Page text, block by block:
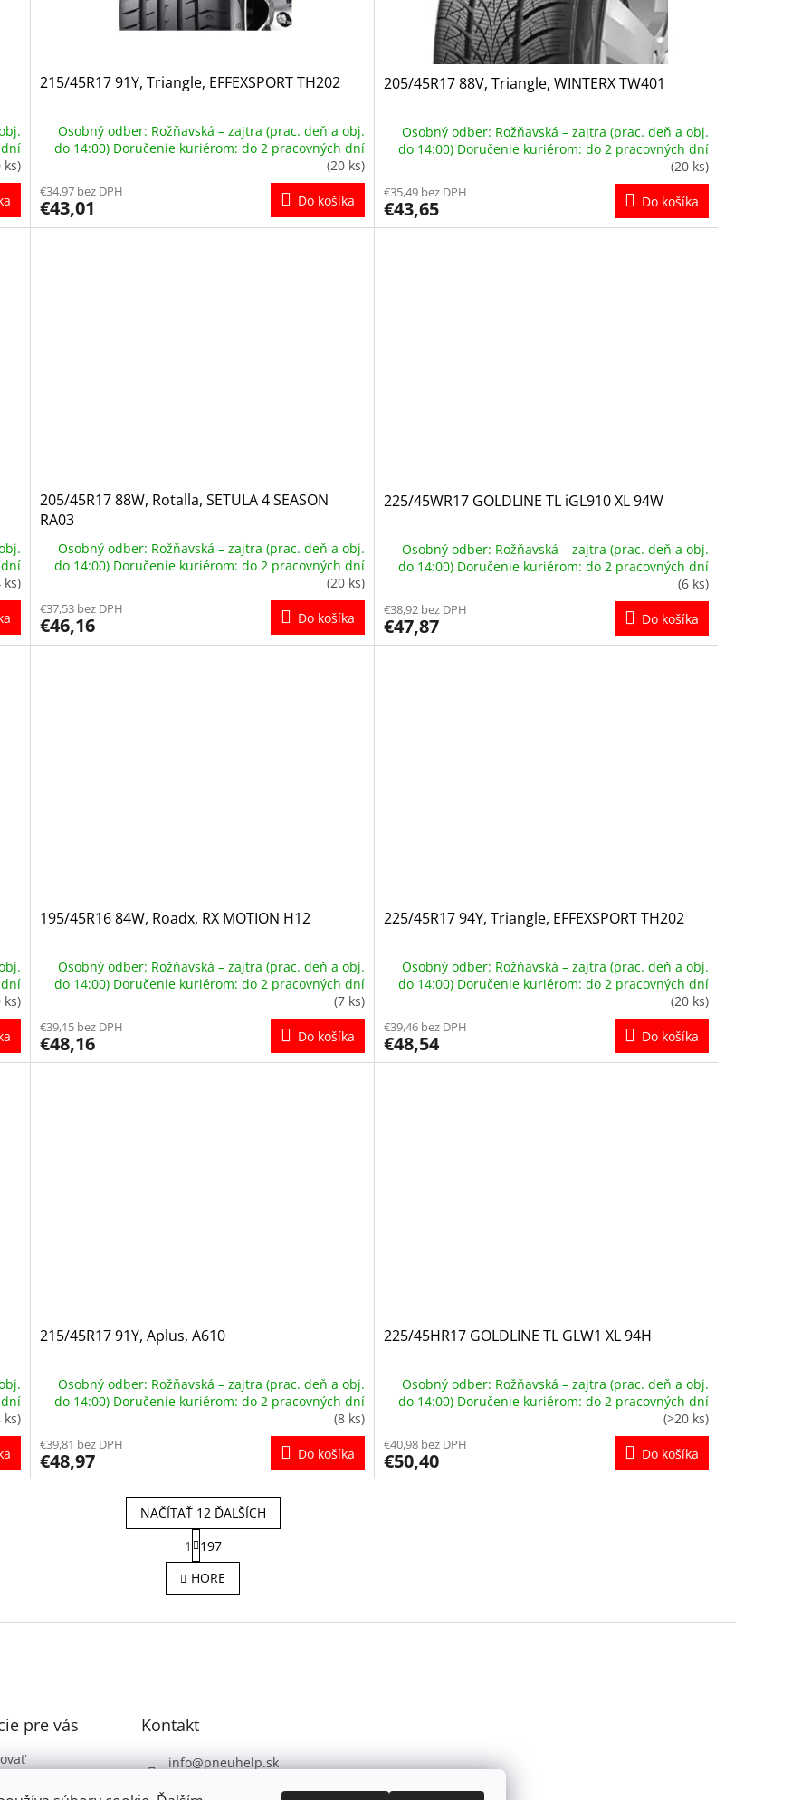
ks)
215/45R17 91Y, Triangle, EFFEXSPORT TH202
Osobný odber: Rožňavská – zajtra (prac. deň a obj.
do 14:00) Doručenie kuriérom: do 2 pracovných dní
(20 ks)
€34,97 bez DPH
€43,01 Do košíka
205/45R17 88V, Triangle, WINTERX TW401
Osobný odber: Rožňavská – zajtra (prac. deň a obj.
do 14:00) Doručenie kuriérom: do 2 pracovných dní
(20 ks)
€35,49 bez DPH
€43,65 Do košíka
ks)
205/45R17 88W, Rotalla, SETULA 4 SEASON
RA03
Osobný odber: Rožňavská – zajtra (prac. deň a obj.
do 14:00) Doručenie kuriérom: do 2 pracovných dní
(20 ks)
€37,53 bez DPH
€46,16 Do košíka
225/45WR17 GOLDLINE TL iGL910 XL 94W
Osobný odber: Rožňavská – zajtra (prac. deň a obj.
do 14:00) Doručenie kuriérom: do 2 pracovných dní
(6 ks)
€38,92 bez DPH
€47,87 Do košíka
ks)
195/45R16 84W, Roadx, RX MOTION H12
Osobný odber: Rožňavská – zajtra (prac. deň a obj.
do 14:00) Doručenie kuriérom: do 2 pracovných dní
(7 ks)
€39,15 bez DPH
€48,16 Do košíka
225/45R17 94Y, Triangle, EFFEXSPORT TH202
Osobný odber: Rožňavská – zajtra (prac. deň a obj.
do 14:00) Doručenie kuriérom: do 2 pracovných dní
(20 ks)
€39,46 bez DPH
€48,54 Do košíka
ks)
215/45R17 91Y, Aplus, A610
Osobný odber: Rožňavská – zajtra (prac. deň a obj.
do 14:00) Doručenie kuriérom: do 2 pracovných dní
(8 ks)
€39,81 bez DPH
€48,97 Do košíka
225/45HR17 GOLDLINE TL GLW1 XL 94H
Osobný odber: Rožňavská – zajtra (prac. deň a obj.
do 14:00) Doručenie kuriérom: do 2 pracovných dní
(>20 ks)
€40,98 bez DPH
€50,40 Do košíka
O
v
l
d
k
v
NAČÍTAŤ 12 ĎALŠÍCH
S
t
r
á
n
o
1
197
HORE
pre vás Kontakt
info@pneuhelp.sk